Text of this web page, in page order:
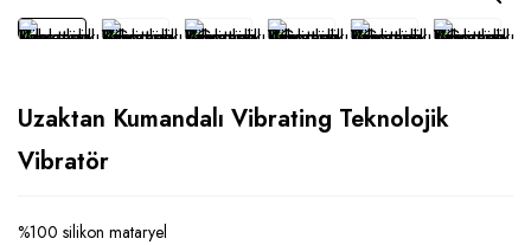
Uzaktan Kumandalı Vibrating Teknolojik
Vibratör
%100 silikon mataryel